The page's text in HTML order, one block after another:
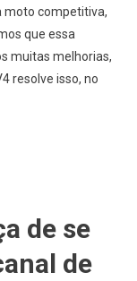
moto competitiva,
que essa
muitas melhorias,
resolve isso, no
de se
de